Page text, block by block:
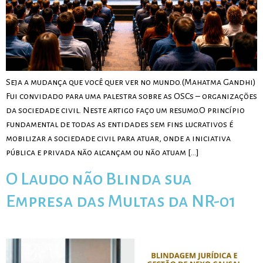
Seja a mudança que você quer ver no mundo.(Mahatma Gandhi)
Fui convidado para uma palestra sobre as OSCs – organizações
da sociedade civil. Neste artigo faço um resumo.O princípio
fundamental de todas as entidades sem fins lucrativos é
mobilizar a sociedade civil para atuar, onde a iniciativa
pública e privada não alcançam ou não atuam […]
O Laudo não Blinda sua
Empresa das Multas da NR-01